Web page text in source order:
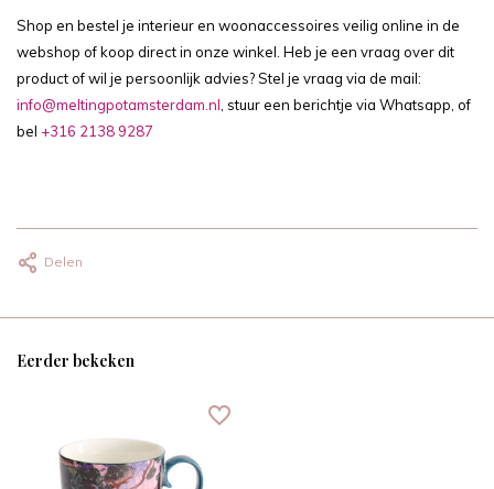
Shop en bestel je interieur en woonaccessoires veilig online in de
webshop of koop direct in onze winkel. Heb je een vraag over dit
product of wil je persoonlijk advies? Stel je vraag via de mail:
info@meltingpotamsterdam.nl, stuur een berichtje via Whatsapp, of
bel +316 2138 9287
Delen
Eerder bekeken